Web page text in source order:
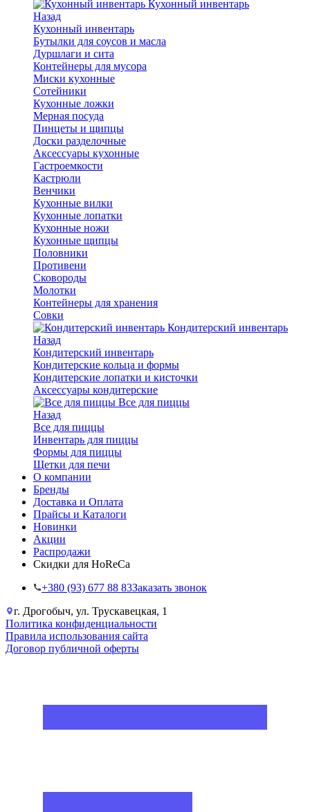
Кухонный инвентарь
Назад
Кухонный инвентарь
Бутылки для соусов и масла
Дуршлаги и сита
Контейнеры для мусора
Миски кухонные
Сотейники
Кухонные ложки
Мерная посуда
Пинцеты и щипцы
Доски разделочные
Аксессуары кухонные
Гастроемкости
Кастрюли
Венчики
Кухонные вилки
Кухонные лопатки
Кухонные ножи
Кухонные щипцы
Половники
Противени
Сковороды
Молотки
Контейнеры для хранения
Совки
Кондитерский инвентарь
Назад
Кондитерский инвентарь
Кондитерские кольца и формы
Кондитерские лопатки и кисточки
Аксессуары кондитерские
Все для пиццы
Назад
Все для пиццы
Инвентарь для пиццы
Формы для пиццы
Щетки для печи
О компании
Бренды
Доставка и Оплата
Прайсы и Каталоги
Новинки
Акции
Распродажи
Скидки для HoReCa
+38‎0 (93) 677 88 83Заказать звонок
г. Дрогобыч, ул. Трускавецкая, 1
Политика конфиденциальности
Правила использования сайта
Договор публичной оферты